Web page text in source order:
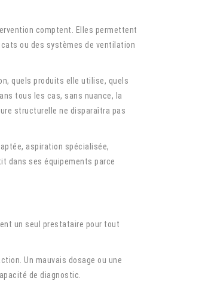
comptent. Elles permettent
ou des systèmes de ventilation
quels produits elle utilise, quels
tous les cas, sans nuance, la
structurelle ne disparaîtra pas
aspiration spécialisée,
dans ses équipements parce
un seul prestataire pour tout
Un mauvais dosage ou une
de diagnostic.